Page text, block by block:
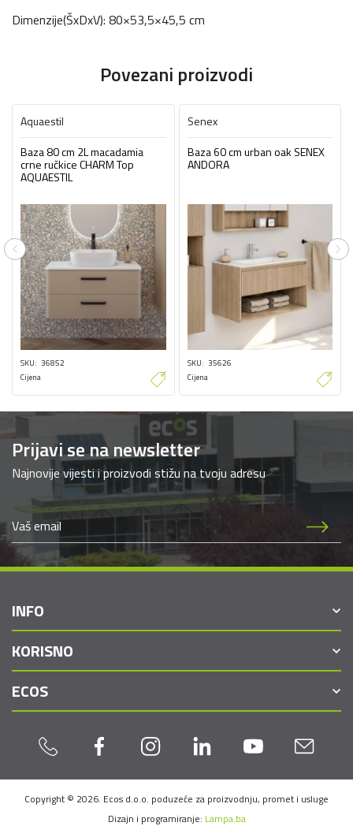
Dimenzije(ŠxDxV): 80×53,5×45,5 cm
Povezani proizvodi
Aquaestil
Baza 80 cm 2L macadamia
crne ručkice CHARM Top
AQUAESTIL
SKU 36852
Cijena
Senex
Baza 60 cm urban oak SENEX
ANDORA
SKU 35626
Cijena
Previous
Prijavi se na newsletter
Najnovije vijesti i proizvodi stižu na tvoju adresu
INFO
KORISNO
ECOS
Copyright © 2026. Ecos d.o.o. poduzeće za proizvodnju, promet i usluge
Dizajn i programiranje: Lampa.ba